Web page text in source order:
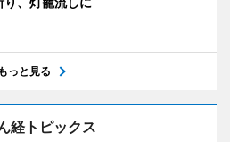
もっと見る
経トピックス